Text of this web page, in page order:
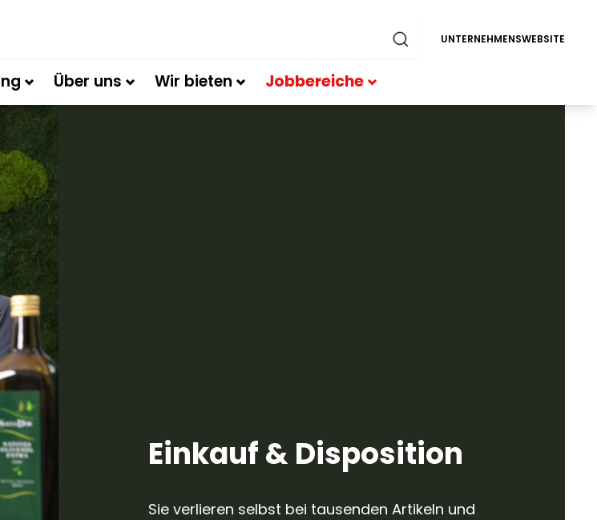
UNTERNEHMENSWEBSITE
Über uns Wir bieten Jobbereiche
Einkauf & Disposition
Sie verlieren selbst bei tausenden Artikeln und